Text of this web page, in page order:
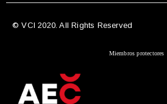
© VCI 2020. All Rights Reserved
Miembros protectores